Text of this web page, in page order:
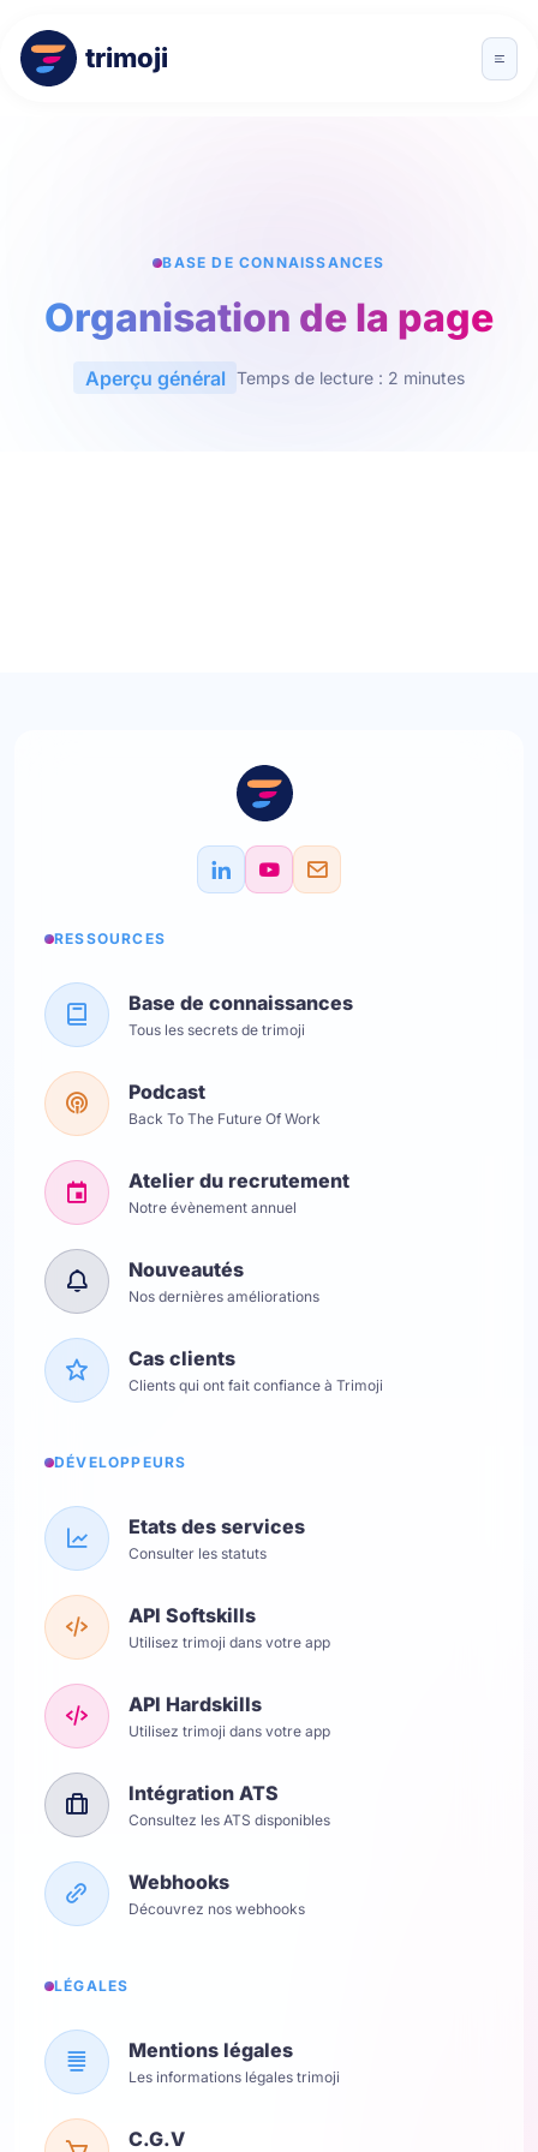
trimoji
BASE DE CONNAISSANCES
Organisation de la page
Aperçu général Temps de lecture : 2 minutes
RESSOURCES
Base de connaissances
Tous les secrets de trimoji
Podcast
Back To The Future Of Work
Atelier du recrutement
Notre évènement annuel
Nouveautés
Nos dernières améliorations
Cas clients
Clients qui ont fait confiance à Trimoji
DÉVELOPPEURS
Etats des services
Consulter les statuts
API Softskills
Utilisez trimoji dans votre app
API Hardskills
Utilisez trimoji dans votre app
Intégration ATS
Consultez les ATS disponibles
Webhooks
Découvrez nos webhooks
LÉGALES
Mentions légales
Les informations légales trimoji
C.G.V